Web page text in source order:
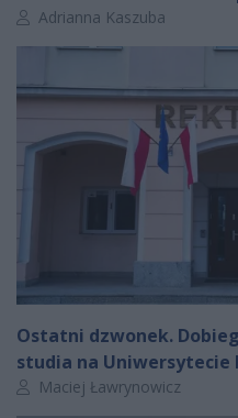
Autor artykułu:
Adrianna Kaszuba
Ostatni dzwonek.
studia na Uniwersytecie
Autor artykułu:
Maciej Ławrynowicz